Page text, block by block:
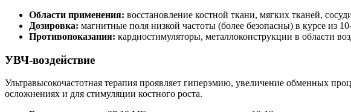
Области применения: восстановление костной ткани, мягких тканей,
Дозировка: магнитные поля низкой частоты (более безопасны) в курсе из
Противопоказания: кардиостимуляторы, металлоконструкции в области
УВЧ-воздействие
Ультравысокочастотная терапия проявляет гиперэмию, увеличение обменных
осложнениях и для стимуляции костного роста.